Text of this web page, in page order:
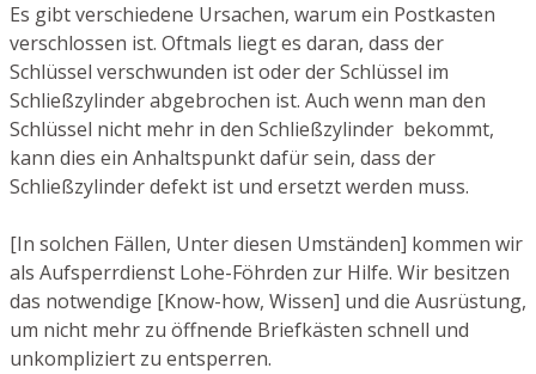
Es gibt verschiedene Ursachen, warum ein Postkasten
verschlossen ist. Oftmals liegt es daran, dass der
Schlüssel verschwunden ist oder der Schlüssel im
Schließzylinder abgebrochen ist. Auch wenn man den
Schlüssel nicht mehr in den Schließzylinder bekommt,
kann dies ein Anhaltspunkt dafür sein, dass der
Schließzylinder defekt ist und ersetzt werden muss.
[In solchen Fällen, Unter diesen Umständen] kommen wir
als Aufsperrdienst Lohe-Föhrden zur Hilfe. Wir besitzen
das notwendige [Know-how, Wissen] und die Ausrüstung,
um nicht mehr zu öffnende Briefkästen schnell und
unkompliziert zu entsperren.